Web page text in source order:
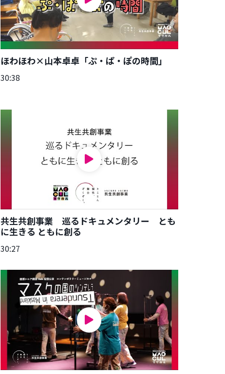
ほわほわ×山本卓卓「ぷ・ぱ・ぽの時間」
30:38
共生共創事業 巡るドキュメンタリー とも
に生きる ともに創る
30:27